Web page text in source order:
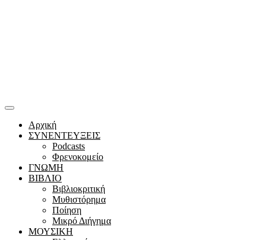
Αρχική
ΣΥΝΕΝΤΕΥΞΕΙΣ
Podcasts
Φρενοκομείο
ΓΝΩΜΗ
ΒΙΒΛΙΟ
Βιβλιοκριτική
Μυθιστόρημα
Ποίηση
Μικρό Διήγημα
ΜΟΥΣΙΚΗ